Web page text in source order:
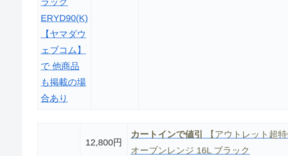
12,800円
カートインで値引
【アウトレット超
オーブンレンジ 16L ブラック